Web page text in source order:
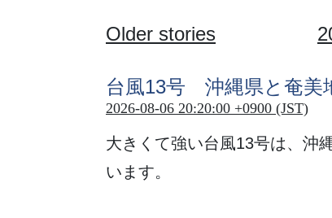
Older stories
台風13号 沖縄県と 奄美
2026-08-06 20:20:00 +0900 (JST)
大きくて強い台風13号は、 沖
います。